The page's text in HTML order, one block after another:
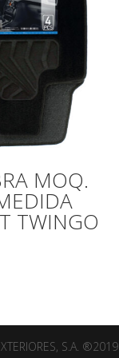
MOQ.
TWINGO
S.A. ®2019